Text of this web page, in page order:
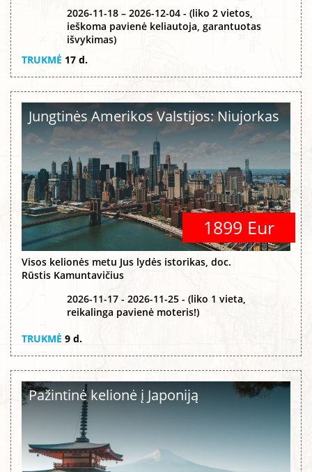
2026-11-18 – 2026-12-04 - (liko 2 vietos,
ieškoma pavienė keliautoja, garantuotas
išvykimas)
TRUKMĖ 17 d.
Jungtinės Amerikos Valstijos: Niujorkas
1899 Eur
Visos kelionės metu Jus lydės istorikas, doc.
Rūstis Kamuntavičius
2026-11-17 - 2026-11-25 - (liko 1 vieta,
reikalinga pavienė moteris!)
TRUKMĖ 9 d.
Pažintinė kelionė į Japoniją